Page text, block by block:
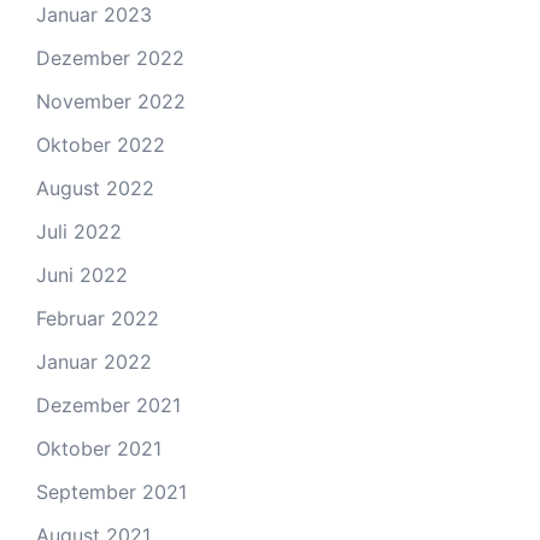
Januar 2023
Dezember 2022
November 2022
Oktober 2022
August 2022
Juli 2022
Juni 2022
Februar 2022
Januar 2022
Dezember 2021
Oktober 2021
September 2021
August 2021